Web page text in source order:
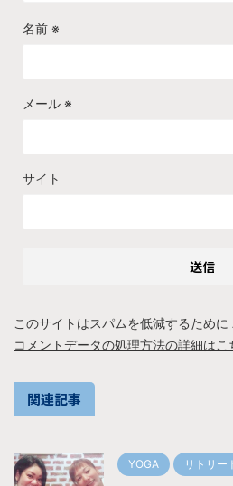
名前 ※
メール ※
サイト
このサイトはスパムを低減するために
コメントデータの処理方法の詳細は
関連記事
YOGA リトリー